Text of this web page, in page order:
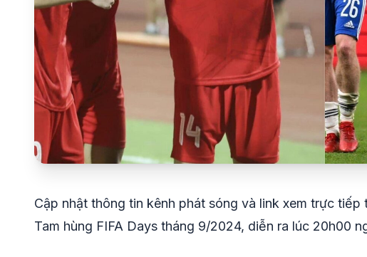
Cập nhật thông tin kênh phát sóng và link xem trực
Tam hùng FIFA Days tháng 9/2024, diễn ra lúc 20h00